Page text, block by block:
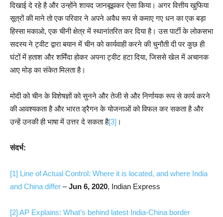
दिखाई दे रहे है और उन्होंने शायद जानबूझकर ऐसा किया। अगर वित्तीय खुफिया
सूत्रों की माने तो एक परिवार ने अपने अवैध रूप से कमाए गए धन का एक बड़ा
हिस्सा मकाओ, एक चीनी क्षेत्र में स्थानांतरित कर दिया है। उस पार्टी के लोकसभा
सदस्य ने ट्वीट द्वारा बयान में चीन को कार्यवाही करने की चुनौती दी पर कुछ ही
घंटों में हताश और शर्मिंदा होकर अपना ट्वीट हटा दिया, जिससे खेल में अचानक
आए मोड़ का संकेत मिलता है।
मोदी को चीन के विशेषज्ञों को सुनने और तेजी से और निर्णायक रूप से कार्य करने
की आवश्यकता है और भारत ड्रैगन के योजनाओं को विफल कर सकता है और
उन्हें उनकी ही भाषा में उत्तर दे सकता है[3] ।
संदर्भ:
[1] Line of Actual Control: Where it is located, and where India
and China differ –Jun 6, 2020, Indian Express
[2] AP Explains: What’s behind latest India-China border